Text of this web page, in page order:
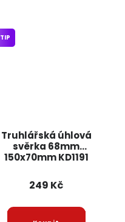
Truhlářská úhlová
svěrka 68mm
150x70mm KD1191
TIP
249 Kč